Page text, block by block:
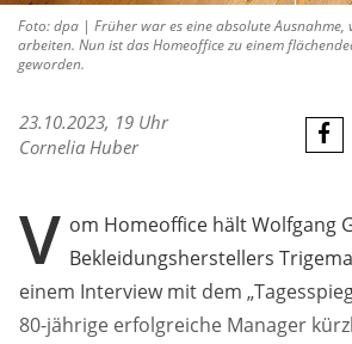
Foto: dpa | Früher war es eine absolute Ausnahme,
arbeiten. Nun ist das Homeoffice zu einem
geworden.
23.10.2023, 19 Uhr
Cornelia Huber
V om Homeoffice hält Wolfgang
Bekleidungsherstellers
einem Interview mit dem
80-jährige erfolgreiche Manager